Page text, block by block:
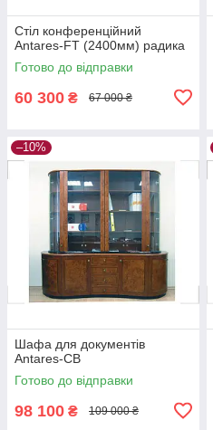
Стіл конференційний
Antares-FT (2400мм) радика
Готово до відправки
60 300 ₴ 67 000 ₴
–10%
Шафа для документів
Antares-СВ
Готово до відправки
98 100 ₴ 109 000 ₴